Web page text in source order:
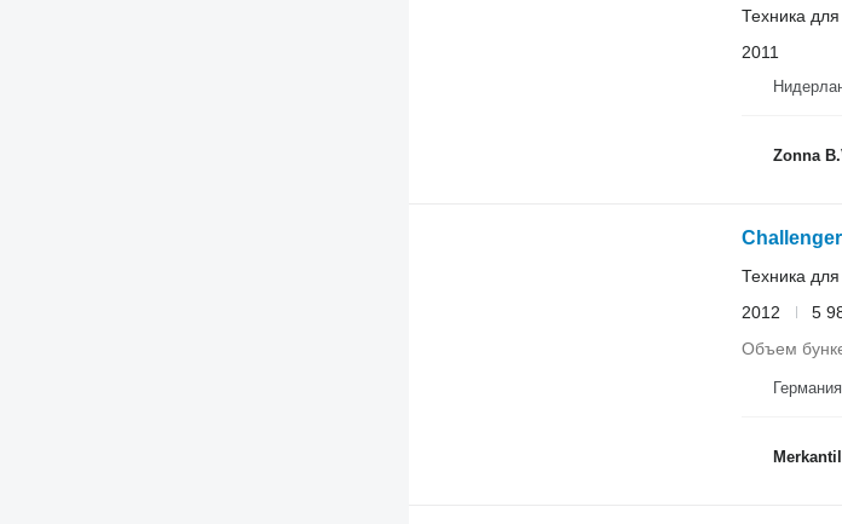
Техника
2011
Zonna
Техника
2012
5
Объем